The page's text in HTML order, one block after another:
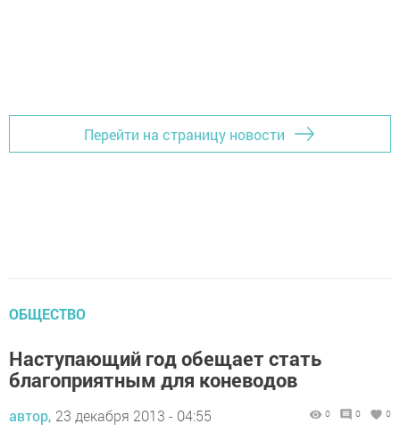
Перейти на страницу новости
ОБЩЕСТВО
Наступающий год обещает стать
благоприятным для коневодов
автор, 23 декабря 2013 - 04:55 0 0 0